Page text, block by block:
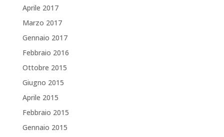
Aprile 2017
Marzo 2017
Gennaio 2017
Febbraio 2016
Ottobre 2015
Giugno 2015
Aprile 2015
Febbraio 2015
Gennaio 2015